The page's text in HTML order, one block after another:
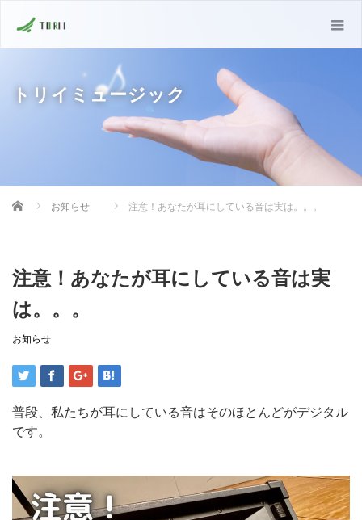
トリイミュージック
Home お知らせ 注意！あなたが耳にしている音は実は。。。
注意！あなたが耳にしている音は実
は。。。
お知らせ
普段、私たちが耳にしている音はそのほとんどがデジタル
です。